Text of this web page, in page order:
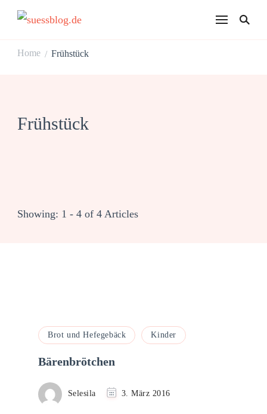
Home / Frühstück
Frühstück
Showing: 1 - 4 of 4 Articles
Brot und Hefegebäck Kinder
Bärenbrötchen
Selesila 3. März 2016